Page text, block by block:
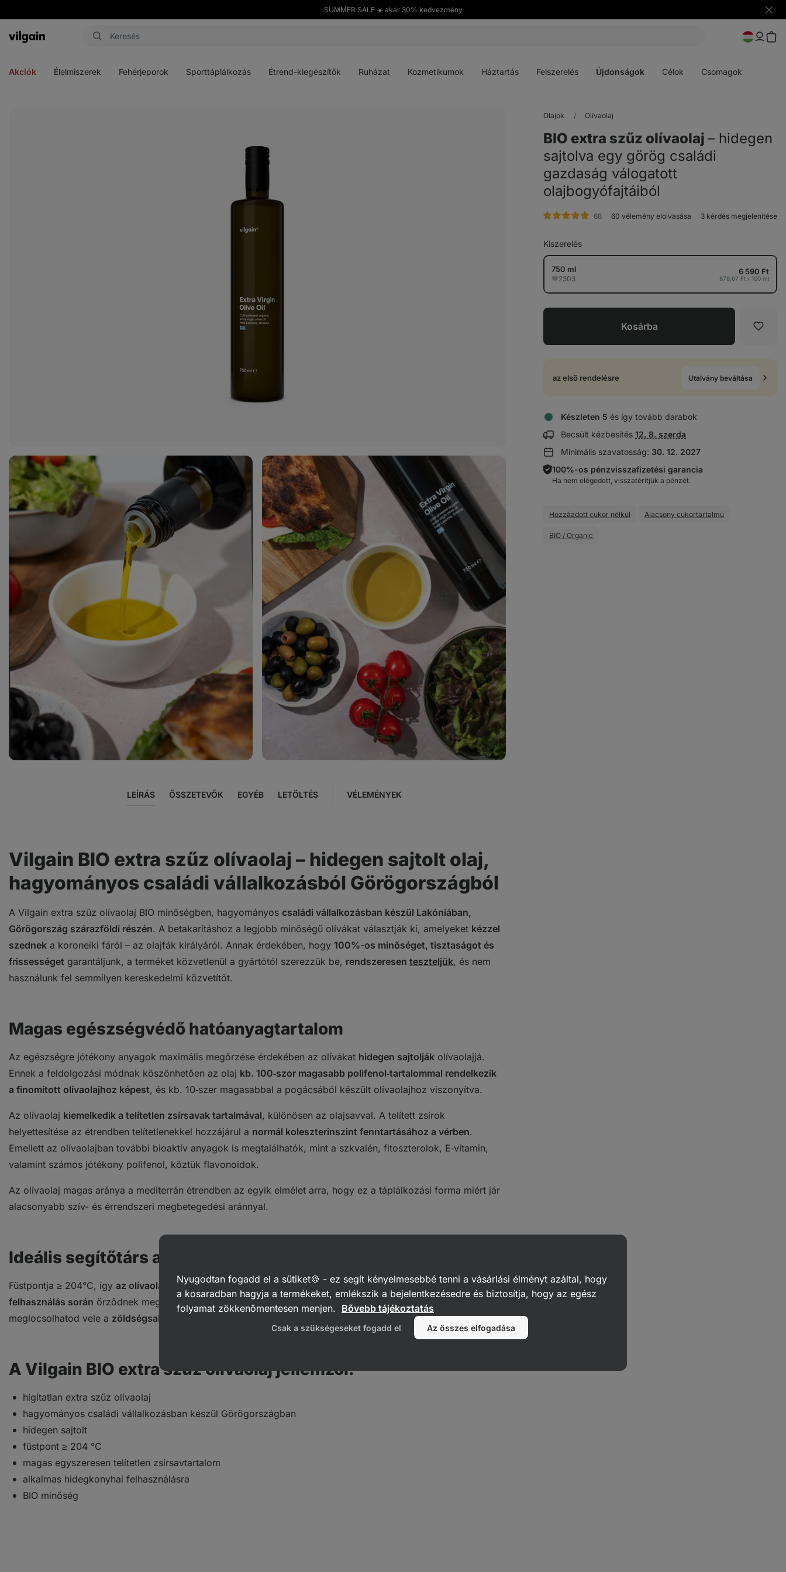
SUMMER SALE ☀️ akár 30% kedvezmény
Vilgain
Akciók Élelmiszerek Fehérjeporok Sporttáplálkozás Étrend-kiegészítők Ruházat Kozmetikumok Háztartás Felszerelés Újdonságok Célok Csomagok
fotó
a galériában
fotó
megjelenítése
a galériában
Olajok Olívaolaj
BIO extra szűz olívaolaj ⁠–⁠ hidegen
sajtolva egy görög családi
gazdaság válogatott
olajbogyófajtáiból
68értékelés
60 vélemény elolvasása 3 kérdés megjelenítése
Kiszerelés
750 ml
2303
6 590 Ft
878,67 Ft / 100 ml
Kosárba
az első rendelésre Utalvány beváltása
Készleten 5 és így tovább darabok
Becsült kézbesítés Szállítási
megjelenítése:
12. 8. szerda
Minimális szavatosság: 30. 12. 2027
100%-os pénzvisszafizetési garancia
Ha nem elégedett, visszatérítjük a pénzét.
Hozzáadott cukor nélkül Alacsony cukortartalmú
BIO / Organic
LEÍRÁS ÖSSZETEVŐK EGYÉB LETÖLTÉS VÉLEMÉNYEK
Vilgain BIO extra szűz olívaolaj – hidegen sajtolt olaj,
hagyományos családi vállalkozásból Görögországból
A Vilgain extra szűz olívaolaj BIO minőségben, hagyományos családi vállalkozásban készül Lakóniában,
Görögország szárazföldi részén. A betakarításhoz a legjobb minőségű olívákat választják ki, amelyeket kézzel
szednek a koroneiki fáról – az olajfák királyáról. Annak érdekében, hogy 100%-os minőséget, tisztaságot és
frissességet garantáljunk, a terméket közvetlenül a gyártótól szerezzük be, rendszeresen teszteljük, és nem
használunk fel semmilyen kereskedelmi közvetítőt.
Magas egészségvédő hatóanyagtartalom
Az egészségre jótékony anyagok maximális megőrzése érdekében az olívákat hidegen sajtolják olívaolajjá.
Ennek a feldolgozási módnak köszönhetően az olaj kb. 100‑szor magasabb polifenol‑tartalommal rendelkezik
a finomított olívaolajhoz képest, és kb. 10‑szer magasabbal a pogácsából készült olívaolajhoz viszonyítva.
Az olívaolaj kiemelkedik a telítetlen zsírsavak tartalmával, különösen az olajsavval. A telített zsírok
helyettesítése az étrendben telítetlenekkel hozzájárul a normál koleszterinszint fenntartásához a vérben.
Emellett az olívaolajban további bioaktív anyagok is megtalálhatók, mint a szkvalén, fitoszterolok, E‑vitamin,
valamint számos jótékony polifenol, köztük flavonoidok.
Az olívaolaj magas aránya a mediterrán étrendben az egyik elmélet arra, hogy ez a táplálkozási forma miért jár
alacsonyabb szív- és érrendszeri megbetegedési aránnyal.
Ideális segítőtárs a hidegkonyhában
Füstpontja ≥ 204°C, így az olívaolaj enyhe hőkezelést is kibír , de a jótékony anyagok leginkábbhidegkonyhai
felhasználás során őrződnek meg. Enyhe, gyümölcsös illata van, jellegzetes olívás ízzel. Például
meglocsolhatod vele a zöldségsalátát
A Vilgain BIO extra szűz olívaolaj jellemzői:
hígítatlan extra szűz olívaolaj
hagyományos családi vállalkozásban készül Görögországban
hidegen sajtolt
füstpont ≥ 204 °C
magas egyszeresen telítetlen zsírsavtartalom
alkalmas hidegkonyhai felhasználásra
BIO minőség
Nyugodtan fogadd el a sütiket🍪 - ez segít kényelmesebbé tenni a vásárlási élményt azáltal, hogy
a kosaradban hagyja a termékeket, emlékszik a bejelentkezésedre és biztosítja, hogy az egész
folyamat zökkenőmentesen menjen. Bővebb tájékoztatás
Csak a szükségeseket fogadd el Az összes elfogadása